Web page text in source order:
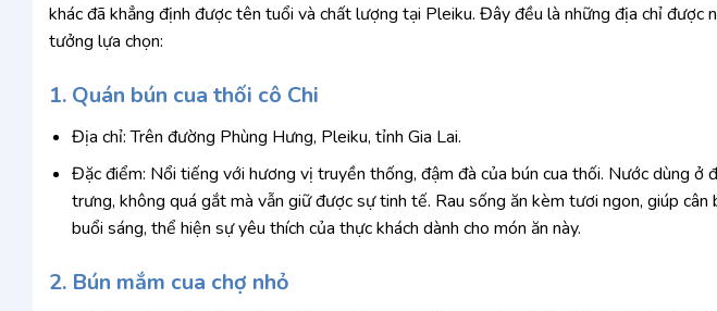
khác đã khẳng định được tên tuổi và chất lượng tại Pleiku. Đây đều là những địa chỉ được
tưởng lựa chọn:
1. Quán bún cua thối cô Chi
Địa chỉ: Trên đường Phùng Hưng, Pleiku, tỉnh Gia Lai.
Đặc điểm: Nổi tiếng với hương vị truyền thống, đậm đà của bún cua thối. Nước dùng ở
trưng, không quá gắt mà vẫn giữ được sự tinh tế. Rau sống ăn kèm tươi ngon, giúp
buổi sáng, thể hiện sự yêu thích của thực khách dành cho món ăn này.
2. Bún mắm cua chợ nhỏ